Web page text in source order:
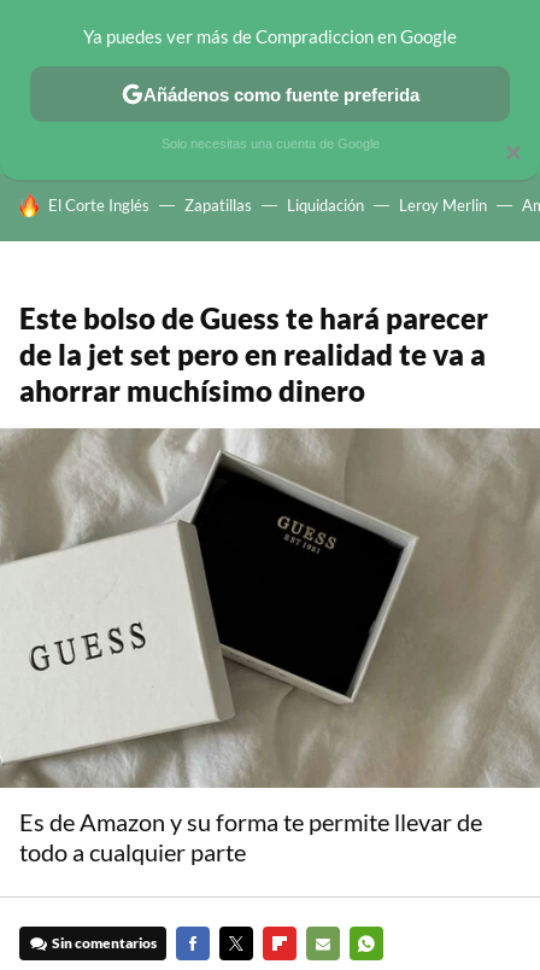
CHOLLOS TELEGRAM OFERTAS EN MÓVILES OFERTAS EN
HOY SE HABLA DE
El Corte Inglés Zapatillas Liquidación Leroy Merlin
Este bolso de Guess te hará parecer
de la jet set pero en realidad te va a
ahorrar muchísimo dinero
Es de Amazon y su forma te permite llevar de
todo a cualquier parte
Sin comentarios
×
Ya puedes ver más de Compradiccion en Google
Añádenos como fuente preferida
Solo necesitas una cuenta de Google